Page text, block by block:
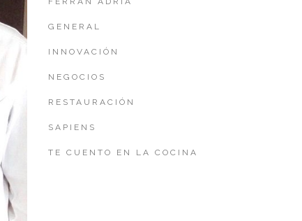
GENERAL
INNOVACIÓN
NEGOCIOS
RESTAURACIÓN
SAPIENS
TE CUENTO EN LA COCINA